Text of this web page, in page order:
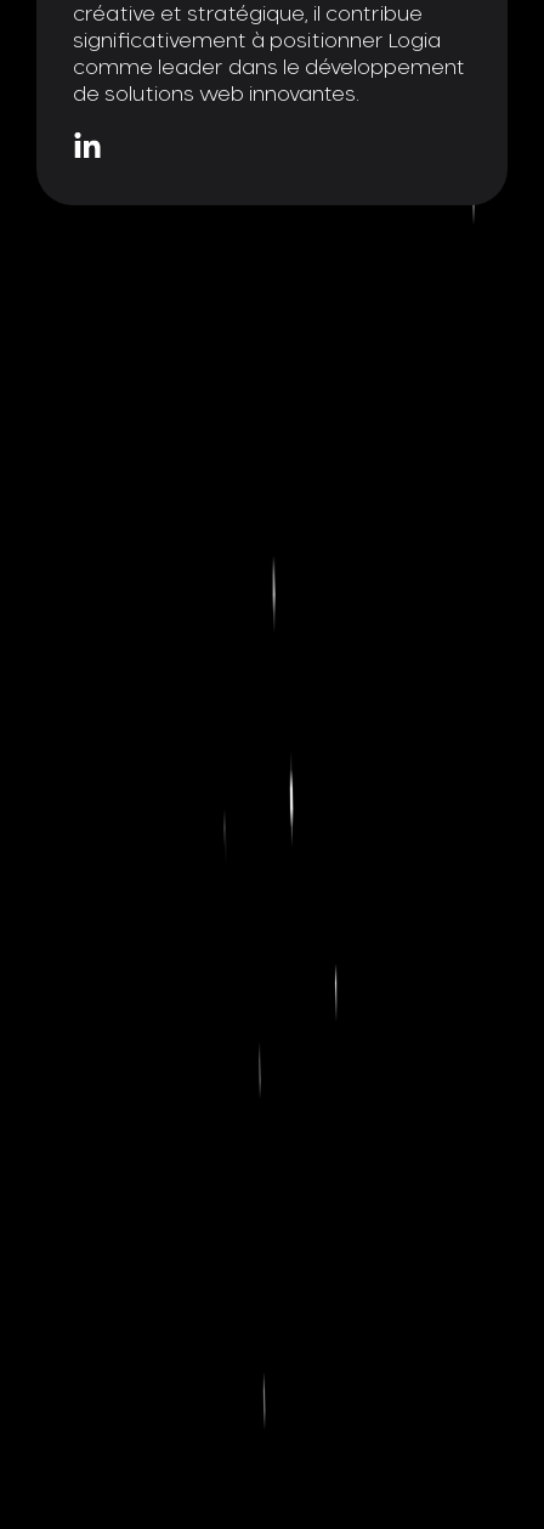
créative et stratégique, il contribue
significativement à positionner Logia
comme leader dans le développement
de solutions web innovantes.